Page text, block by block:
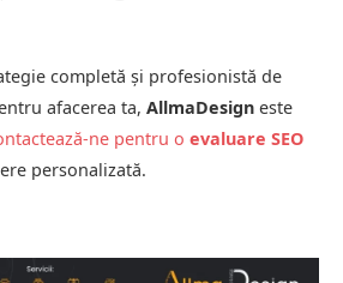
completă și profesionistă de
afacerea ta, AllmaDesign este
ne pentru o evaluare SEO
personalizată.